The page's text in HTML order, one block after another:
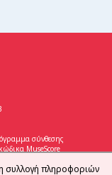
σύνθεσης
MuseScore
συλλογή πληροφοριών